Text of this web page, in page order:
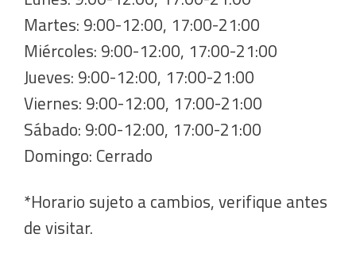
Martes: 9:00-12:00, 17:00-21:00
Miércoles: 9:00-12:00, 17:00-21:00
Jueves: 9:00-12:00, 17:00-21:00
Viernes: 9:00-12:00, 17:00-21:00
Sábado: 9:00-12:00, 17:00-21:00
Domingo: Cerrado
*Horario sujeto a cambios, verifique antes
de visitar.